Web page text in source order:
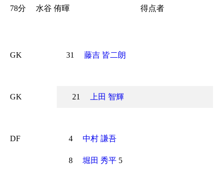
78分 水谷 侑暉 得点者
GK 31 藤吉 皆二朗
GK 21 上田 智輝
DF 4 中村 謙吾
8 堀田 秀平 5